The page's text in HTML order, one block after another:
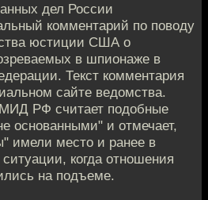
дел России
комментарий по поводу
юстиции США о
в шпионаже в
Текст комментария
сайте ведомства.
РФ считает подобные
основанными" и отмечает,
имели место и ранее в
когда отношения
на подъеме.